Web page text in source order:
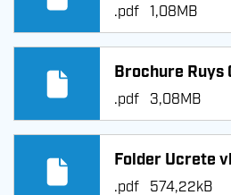
.pdf 1,08MB
Brochure Ruys
.pdf 3,08MB
Folder Ucrete
.pdf 574,22kB